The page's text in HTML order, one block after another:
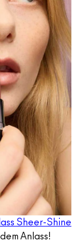
Sheer-Shine
Anlass!